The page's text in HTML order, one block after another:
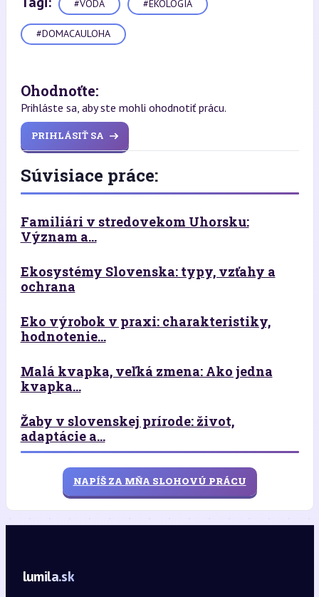
#VODA #EKOLOGIA
#DOMACAULOHA
Ohodnoťte:
Prihláste sa, aby ste mohli ohodnotiť prácu.
PRIHLÁSIŤ SA
Súvisiace práce:
Familiári v stredovekom Uhorsku:
Význam a...
Ekosystémy Slovenska: typy, vzťahy a
ochrana
Eko výrobok v praxi: charakteristiky,
hodnotenie...
Malá kvapka, veľká zmena: Ako jedna
kvapka...
Žaby v slovenskej prírode: život,
adaptácie a...
NAPÍŠ ZA MŇA SLOHOVÚ PRÁCU
lumila.sk